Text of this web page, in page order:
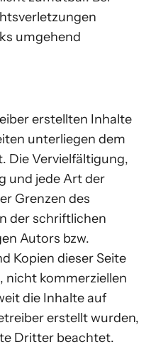
umgehend
erstellten Inhalte
unterliegen dem
Die Vervielfältigung,
und jede Art der
Grenzen des
der schriftlichen
Autors bzw.
Kopien dieser Seite
nicht kommerziellen
die Inhalte auf
erstellt wurden,
Dritter beachtet.